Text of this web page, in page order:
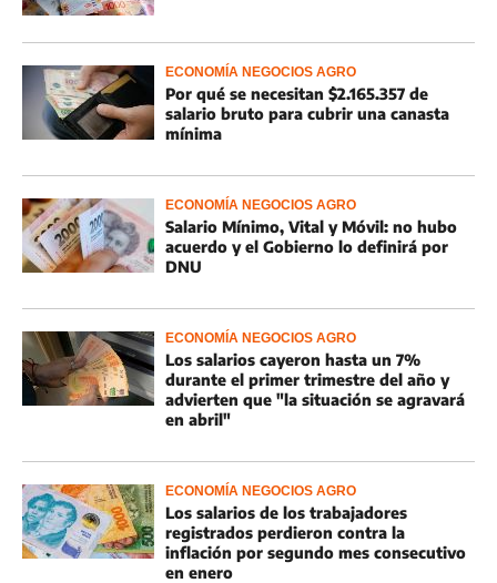
ECONOMÍA NEGOCIOS AGRO
Por qué se necesitan $2.165.357 de
salario bruto para cubrir una canasta
mínima
ECONOMÍA NEGOCIOS AGRO
Salario Mínimo, Vital y Móvil: no hubo
acuerdo y el Gobierno lo definirá por
DNU
ECONOMÍA NEGOCIOS AGRO
Los salarios cayeron hasta un 7%
durante el primer trimestre del año y
advierten que "la situación se agravará
en abril"
ECONOMÍA NEGOCIOS AGRO
Los salarios de los trabajadores
registrados perdieron contra la
inflación por segundo mes consecutivo
en enero